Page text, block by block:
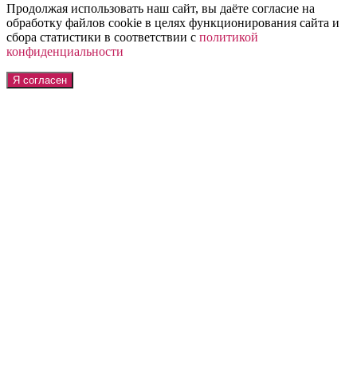
Продолжая использовать наш сайт, вы даёте согласие на
обработку файлов cookie в целях функционирования сайта и
сбора статистики в соответствии с политикой
конфиденциальности
Я согласен